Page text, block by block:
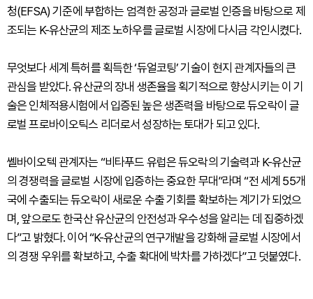
청(EFSA) 기준에 부합하는 엄격한 공정과 글로벌 인증을 바탕으로 제
조되는 K-유산균의 제조 노하우를 글로벌 시장에 다시금 각인시켰다.
무엇보다 세계 특허를 획득한 ‘듀얼코팅’ 기술이 현지 관계자들의 큰
관심을 받았다. 유산균의 장내 생존율을 획기적으로 향상시키는 이 기
술은 인체적용시험에서 입증된 높은 생존력을 바탕으로 듀오락이 글
로벌 프로바이오틱스 리더로서 성장하는 토대가 되고 있다.
쎌바이오텍 관계자는 “비타푸드 유럽은 듀오락의 기술력과 K-유산균
의 경쟁력을 글로벌 시장에 입증하는 중요한 무대”라며 “전 세계 55개
국에 수출되는 듀오락이 새로운 수출 기회를 확보하는 계기가 되었으
며, 앞으로도 한국산 유산균의 안전성과 우수성을 알리는 데 집중하겠
다”고 밝혔다. 이어 “K-유산균의 연구개발을 강화해 글로벌 시장에서
의 경쟁 우위를 확보하고, 수출 확대에 박차를 가하겠다”고 덧붙였다.